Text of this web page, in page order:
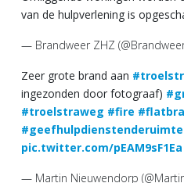
van de hulpverlening is
— Brandweer ZHZ
Zeer grote brand aan
ingezonden door fotograaf)
#troelstraweg #fire
#geefhulpdienstenderuimte
pic.twitter.com/pEAM9sF1Ea
— Martin Nieuwendorp